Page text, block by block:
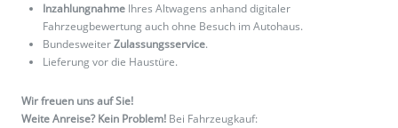
Inzahlungnahme Ihres Altwagens anhand digitaler
Fahrzeugbewertung auch ohne Besuch im Autohaus.
BundesweiterZulassungsservice.
Lieferung vor die Haustüre.
Wir freuen uns auf Sie!
Weite Anreise? Kein Problem! Bei Fahrzeugkauf: